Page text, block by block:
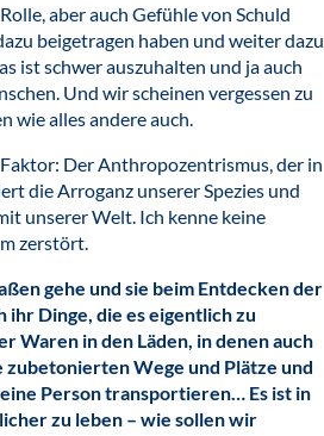
aber auch Gefühle von Schuld
beigetragen haben und weiter dazu
ist schwer auszuhalten und ja auch
Und wir scheinen vergessen zu
wie alles andere auch.
Der Anthropozentrismus, der in
die Arroganz unserer Spezies und
unserer Welt. Ich kenne keine
zerstört.
gehe und sie beim Entdecken der
Dinge, die es eigentlich zu
Waren in den Läden, in denen auch
zubetonierten Wege und Plätze und
Person transportieren… Es ist in
zu leben – wie sollen wir